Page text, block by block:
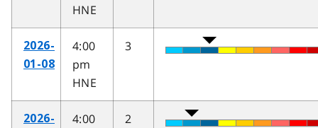
HNE
2026-
01-08
4:00
pm
HNE
3
2026-
4:00
2